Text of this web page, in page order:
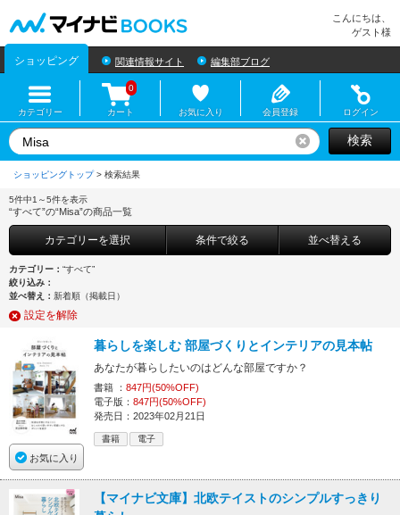
こんにちは、
ゲスト様
ショッピング 関連情報サイト 編集部ブログ
カテゴリー カート
0
お気に入り 会員登録 ログイン
リセット検索
ショッピングトップ>
5件中1～5件を表示
“すべて”の“Misa”の商品一覧
カテゴリーを選択 条件で絞る 並べ替える
カテゴリー： “すべて”
絞り込み：
並べ替え： 新着順（掲載日）
設定を解除
お気に入り
暮らしを楽しむ 部屋づくりとインテリアの見本帖
あなたが暮らしたいのはどんな部屋ですか？
書籍 ： 847円(50%OFF)
電子版： 847円(50%OFF)
発売日：2023年02月21日
書籍 電子
【マイナビ文庫】北欧テイストのシンプルすっきり